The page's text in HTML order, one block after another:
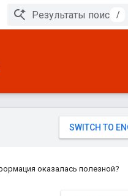
/
оказалась полезной?